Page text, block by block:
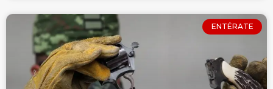
ENTÉRATE